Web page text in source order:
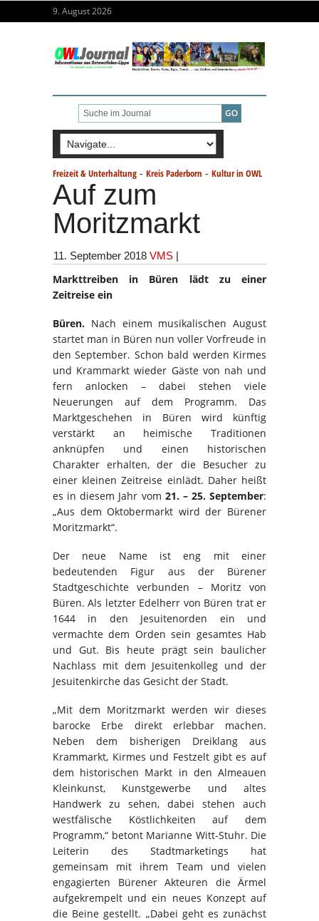
9. August 2026
Freizeit & Unterhaltung - Kreis Paderborn - Kultur in OWL
Auf zum
Moritzmarkt
11. September 2018 VMS |
Markttreiben in Büren lädt zu einer
Zeitreise ein
Büren. Nach einem musikalischen August
startet man in Büren nun voller Vorfreude in
den September. Schon bald werden Kirmes
und Krammarkt wieder Gäste von nah und
fern anlocken – dabei stehen viele
Neuerungen auf dem Programm. Das
Marktgeschehen in Büren wird künftig
verstärkt an heimische Traditionen
anknüpfen und einen historischen
Charakter erhalten, der die Besucher zu
einer kleinen Zeitreise einlädt. Daher heißt
es in diesem Jahr vom 21. – 25. September:
„Aus dem Oktobermarkt wird der Bürener
Moritzmarkt“.
Der neue Name ist eng mit einer
bedeutenden Figur aus der Bürener
Stadtgeschichte verbunden – Moritz von
Büren. Als letzter Edelherr von Büren trat er
1644 in den Jesuitenorden ein und
vermachte dem Orden sein gesamtes Hab
und Gut. Bis heute prägt sein baulicher
Nachlass mit dem Jesuitenkolleg und der
Jesuitenkirche das Gesicht der Stadt.
„Mit dem Moritzmarkt werden wir dieses
barocke Erbe direkt erlebbar machen.
Neben dem bisherigen Dreiklang aus
Krammarkt, Kirmes und Festzelt gibt es auf
dem historischen Markt in den Almeauen
Kleinkunst, Kunstgewerbe und altes
Handwerk zu sehen, dabei stehen auch
westfälische Köstlichkeiten auf dem
Programm,“ betont Marianne Witt-Stuhr. Die
Leiterin des Stadtmarketings hat
gemeinsam mit ihrem Team und vielen
engagierten Bürener Akteuren die Ärmel
aufgekrempelt und ein neues Konzept auf
die Beine gestellt. „Dabei geht es zunächst